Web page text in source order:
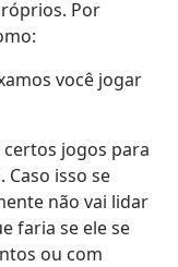
Por
você jogar
jogos para
isso se
não vai lidar
faria se ele se
ou com